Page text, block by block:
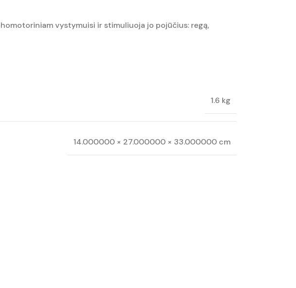
vystymuisi ir stimuliuoja jo pojūčius: regą,
1.6 kg
14.000000 × 27.000000 × 33.000000 cm